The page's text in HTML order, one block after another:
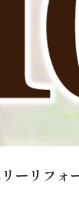
リーリフォ